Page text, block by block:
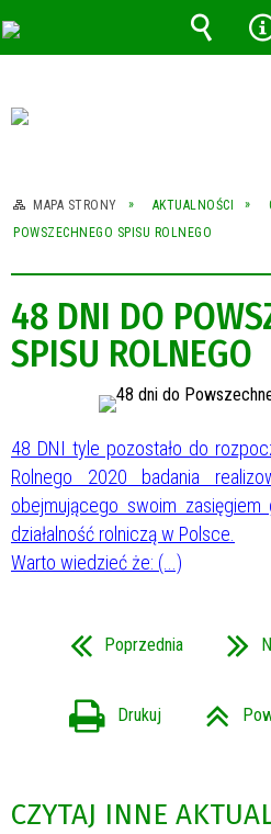
MAPA STRONY AKTUALNOŚCI
POWSZECHNEGO SPISU ROLNEGO
48 DNI DO
SPISU ROLNEGO
48 DNI tyle pozostało do
Rolnego 2020 badania
obejmującego swoim
działalność rolniczą w Polsce.
Warto wiedzieć że: (...)
Poprzednia
Drukuj
CZYTAJ INNE